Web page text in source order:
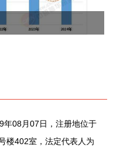
年08月07日，注册地位于
楼402室，法定代表人为